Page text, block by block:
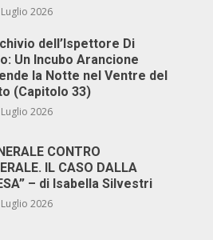
2026
dell’Ispettore Di
Un Incubo Arancione
la Notte nel Ventre del
(Capitolo 33)
2026
CONTRO
IL CASO DALLA
– di Isabella Silvestri
2026